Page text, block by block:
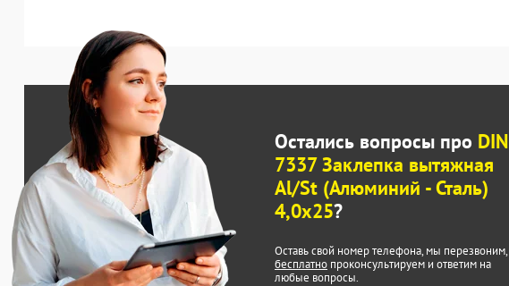
Остались вопросы про DIN
7337 Заклепка вытяжная
Al/St (Алюминий - Сталь)
4,0x25?
Оставь свой номер телефона, мы перезвоним,
бесплатно проконсультируем и ответим на
любые вопросы.